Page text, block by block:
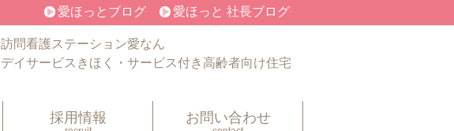
愛ほっとブログ 愛ほっと 社長ブログ
訪問看護ステーション愛なん
デイサービスきほく・サービス付き高齢者向け住宅
採用情報 お問い合わせ